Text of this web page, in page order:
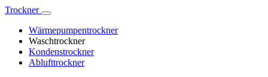
Trockner
Wärmepumpentrockner
Waschtrockner
Kondenstrockner
Ablufttrockner